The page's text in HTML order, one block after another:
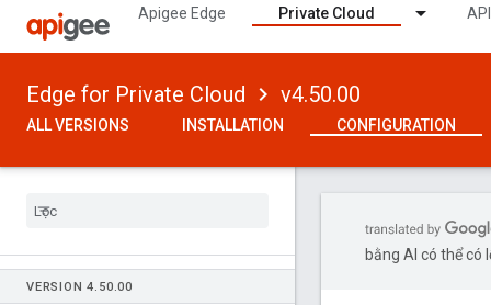
Apigee Edge Private Cloud
Edge for Private Cloud v4.50.00
ALL VERSIONS INSTALLATION CONFIGURATION
VERSION 4. 50.00
bằng AI có thể có